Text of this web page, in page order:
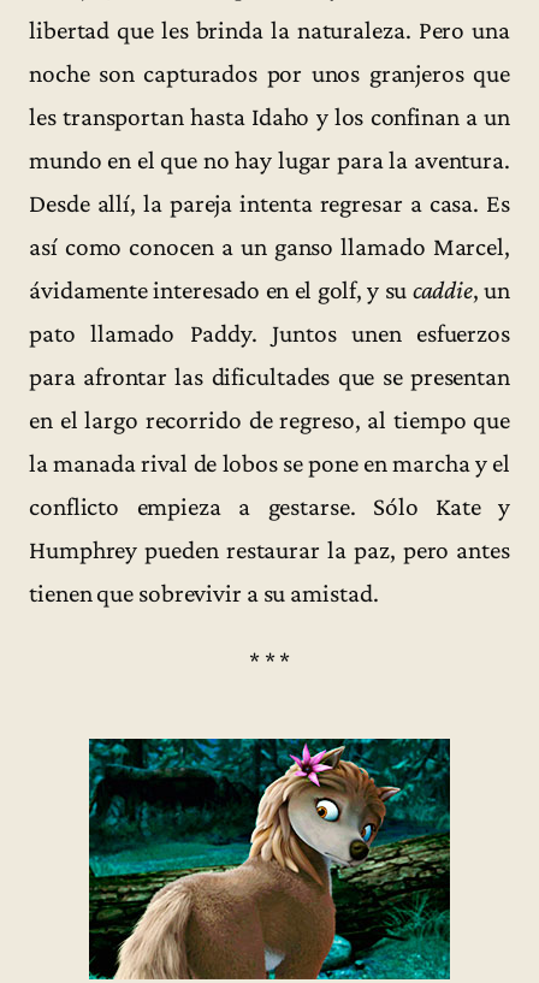
libertad que les brinda la naturaleza. Pero una
noche son capturados por unos granjeros que
les transportan hasta Idaho y los confinan a un
mundo en el que no hay lugar para la aventura.
Desde allí, la pareja intenta regresar a casa. Es
así como conocen a un ganso llamado Marcel,
ávidamente interesado en el golf, y su caddie, un
pato llamado Paddy. Juntos unen esfuerzos
para afrontar las dificultades que se presentan
en el largo recorrido de regreso, al tiempo que
la manada rival de lobos se pone en marcha y el
conflicto empieza a gestarse. Sólo Kate y
Humphrey pueden restaurar la paz, pero antes
tienen que sobrevivir a su amistad.
* * *